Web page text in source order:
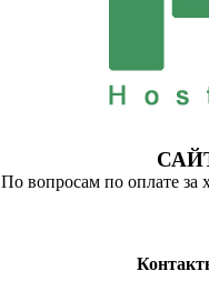
По вопросам по оплате за